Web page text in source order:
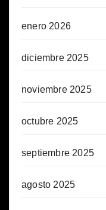
enero 2026
diciembre 2025
noviembre 2025
octubre 2025
septiembre 2025
agosto 2025